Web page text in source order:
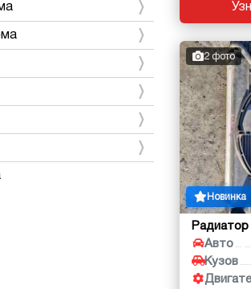
2 фото
Новинка
Авто
Кузов